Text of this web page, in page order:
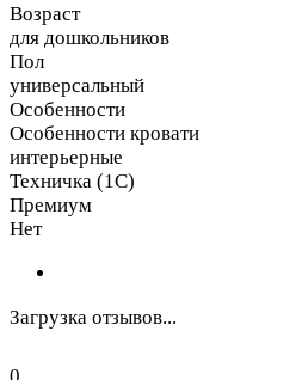
Возраст
для дошкольников
Пол
универсальный
Особенности
Особенности кровати
интерьерные
Техничка (1С)
Премиум
Нет
Загрузка отзывов...
0